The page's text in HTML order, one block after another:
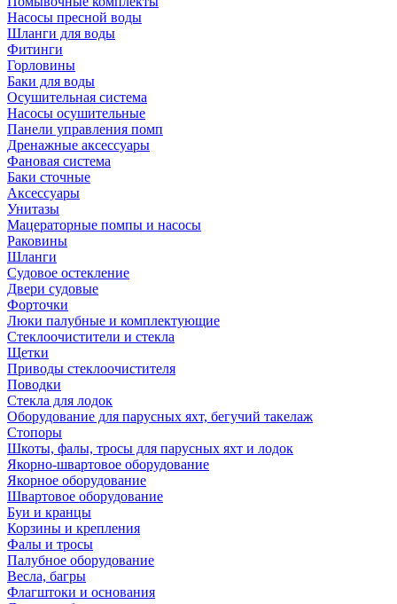
Насосы пресной воды
Шланги для воды
Фитинги
Горловины
Баки для воды
Осушительная система
Насосы осушительные
Панели управления помп
Дренажные аксессуары
Фановая система
Баки сточные
Аксессуары
Унитазы
Мацераторные помпы и насосы
Раковины
Шланги
Судовое остекление
Двери судовые
Форточки
Люки палубные и комплектующие
Стеклоочистители и стекла
Щетки
Приводы стеклоочистителя
Поводки
Стекла для лодок
Оборудование для парусных яхт, бегучий такелаж
Стопоры
Шкоты, фалы, тросы для парусных яхт и лодок
Якорно-швартовое оборудование
Якорное оборудование
Швартовое оборудование
Буи и кранцы
Корзины и крепления
Фалы и тросы
Палубное оборудование
Весла, багры
Флагштоки и основания